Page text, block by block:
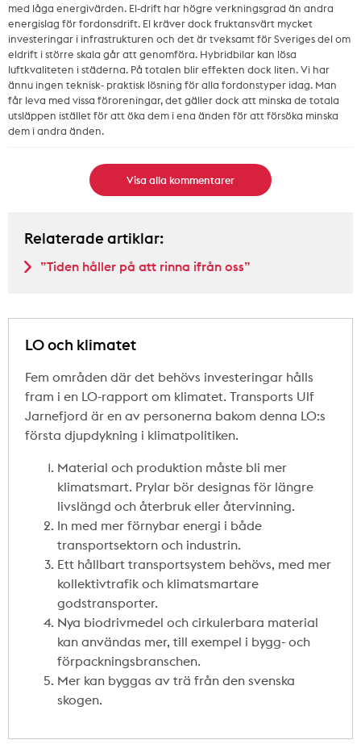
med låga energivärden. El-drift har högre verkningsgrad än andra
energislag för fordonsdrift. El kräver dock fruktansvärt mycket
investeringar i infrastrukturen och det är tveksamt för Sveriges del om
eldrift i större skala går att genomföra. Hybridbilar kan lösa
luftkvaliteten i städerna. På totalen blir effekten dock liten. Vi har
ännu ingen teknisk- praktisk lösning för alla fordonstyper idag. Man
får leva med vissa föroreningar, det gäller dock att minska de totala
utsläppen istället för att öka dem i ena änden för att försöka minska
dem i andra änden.
Visa alla kommentarer
Relaterade artiklar:
”Tiden håller på att rinna ifrån oss”
LO och klimatet
Fem områden där det behövs investeringar hålls
fram i en LO-rapport om klimatet. Transports Ulf
Jarnefjord är en av personerna bakom denna LO:s
första djupdykning i klimatpolitiken.
Material och produktion måste bli mer
klimatsmart. Prylar bör designas för längre
livslängd och återbruk eller återvinning.
In med mer förnybar energi i både
transportsektorn och industrin.
Ett hållbart transportsystem behövs, med mer
kollektivtrafik och klimatsmartare
godstransporter.
Nya biodrivmedel och cirkulerbara material
kan användas mer, till exempel i bygg- och
förpackningsbranschen.
Mer kan byggas av trä från den svenska
skogen.